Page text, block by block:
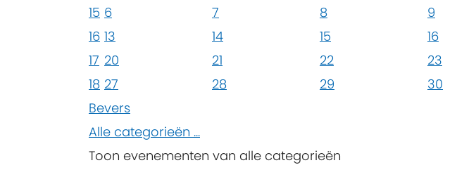
15 6 7 8 9
16 13 14 15 16
17 20 21 22 23
18 27 28 29 30
Bevers
Alle categorieën ...
Toon evenementen van alle categorieën